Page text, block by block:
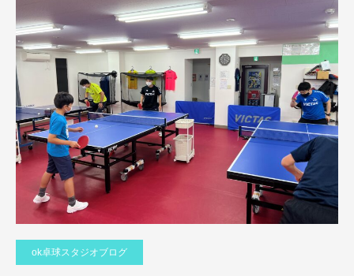
ok卓球スタジオブログ